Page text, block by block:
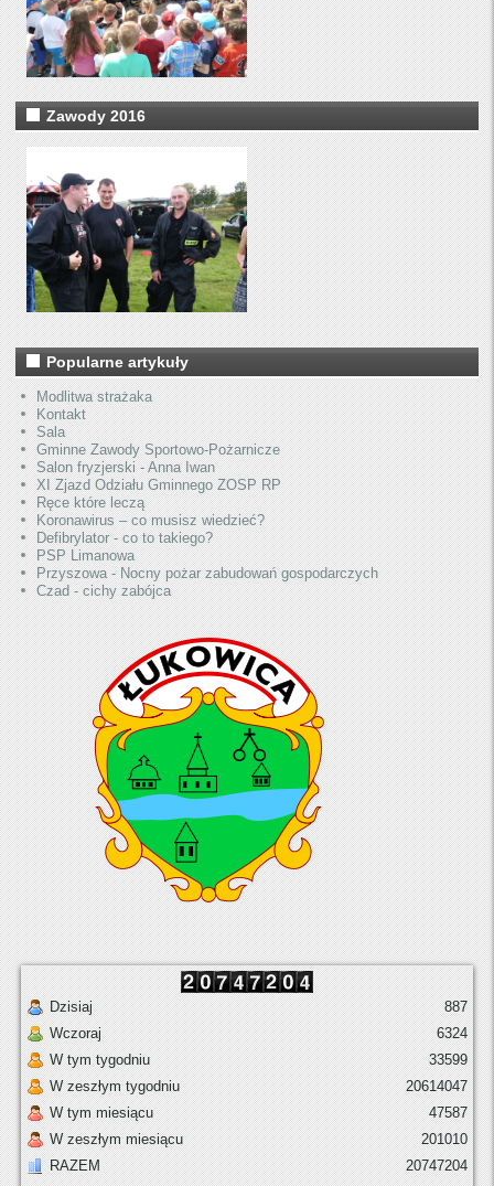
Zawody 2016
Popularne artykuły
Modlitwa strażaka
Kontakt
Sala
Gminne Zawody Sportowo-Pożarnicze
Salon fryzjerski - Anna Iwan
XI Zjazd Odziału Gminnego ZOSP RP
Ręce które leczą
Koronawirus – co musisz wiedzieć?
Defibrylator - co to takiego?
PSP Limanowa
Przyszowa - Nocny pożar zabudowań gospodarczych
Czad - cichy zabójca
Dzisiaj
Wczoraj
W tym tygodniu
W zeszłym tygodniu
W tym miesiącu
W zeszłym miesiącu
RAZEM
887
6324
33599
20614047
47587
201010
20747204